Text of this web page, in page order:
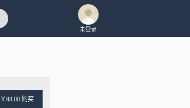
未登录
￥98.00 购买